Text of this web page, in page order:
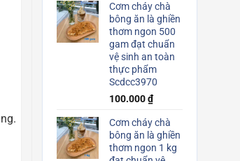
Cơm cháy chà
bông ăn là ghiền
thơm ngon 500
gam đạt chuẩn
vệ sinh an toàn
thực phẩm
Scdcc3970
100.000₫
Cơm cháy chà
bông ăn là ghiền
thơm ngon 1 kg